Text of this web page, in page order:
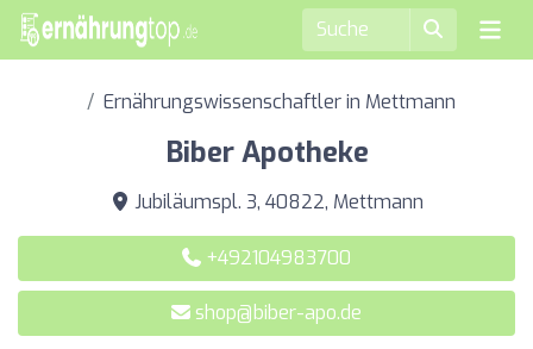
Ernährungswissenschaftler in Mettmann
Biber Apotheke
Jubiläumspl. 3, 40822, Mettmann
+492104983700
shop@biber-apo.de